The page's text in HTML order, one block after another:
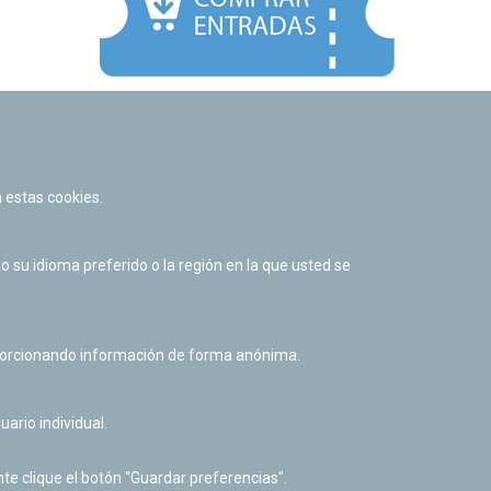
Política de cookies
Derecho de acceso a información pública
cookies.
su idioma preferido o la región en la que usted se
información de forma anónima.
individual.
clique el botón "Guardar preferencias".